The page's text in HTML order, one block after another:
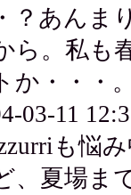
？あんま
ら。私も
か・・・
03-11
も悩
、夏場ま